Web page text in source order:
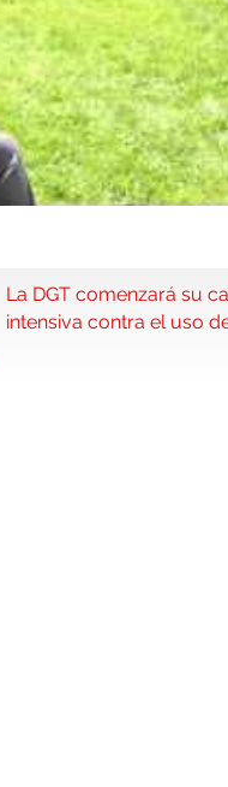
La DGT comenzará su
intensiva contra el uso